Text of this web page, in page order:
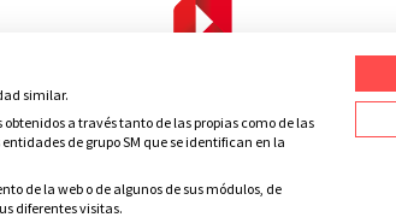
similar.
a través tanto de las propias como de las
de grupo SM que se identifican en la
de la web o de algunos de sus módulos, de
diferentes visitas.